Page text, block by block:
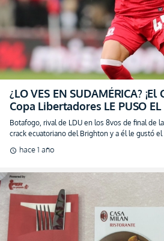
¿LO VES EN SUDAMÉRICA?
Copa Libertadores LE PUSO
Sarmiento!
Botafogo, rival de LDU en los 8vos de final de
crack ecuatoriano del Brighton y a él le gustó
schedule hace 1 año